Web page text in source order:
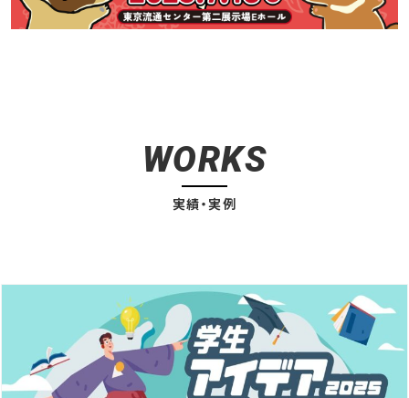
WORKS
実績・実例